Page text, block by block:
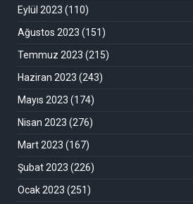
Eylül 2023 (110)
Ağustos 2023 (151)
Temmuz 2023 (215)
Haziran 2023 (243)
Mayıs 2023 (174)
Nisan 2023 (276)
Mart 2023 (167)
Şubat 2023 (226)
Ocak 2023 (251)